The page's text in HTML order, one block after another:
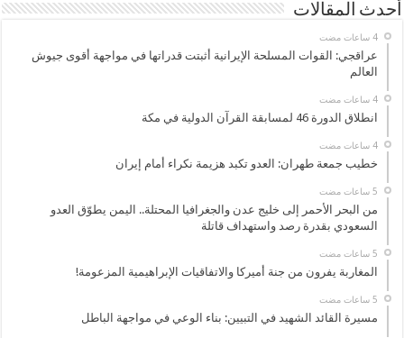
أحدث المقالات
‏4 ساعات مضت
عراقجي: القوات المسلحة الإيرانية أثبتت قدراتها في مواجهة أقوى جيوش
العالم
‏4 ساعات مضت
انطلاق الدورة 46 لمسابقة القرآن الدولية في مكة
‏4 ساعات مضت
خطيب جمعة طهران: العدو تكبد هزيمة نكراء أمام إيران
من البحر الأحمر إلى خليج عدن والجغرافيا المحتلة.. اليمن يطوّق العدو
السعودي بقدرة رصد واستهداف قاتلة
المغاربة يفرون من جنة أميركا والاتفاقيات الإبراهيمية المزعومة!
مسيرة القائد الشهيد في التبيين: بناء الوعي في مواجهة الباطل